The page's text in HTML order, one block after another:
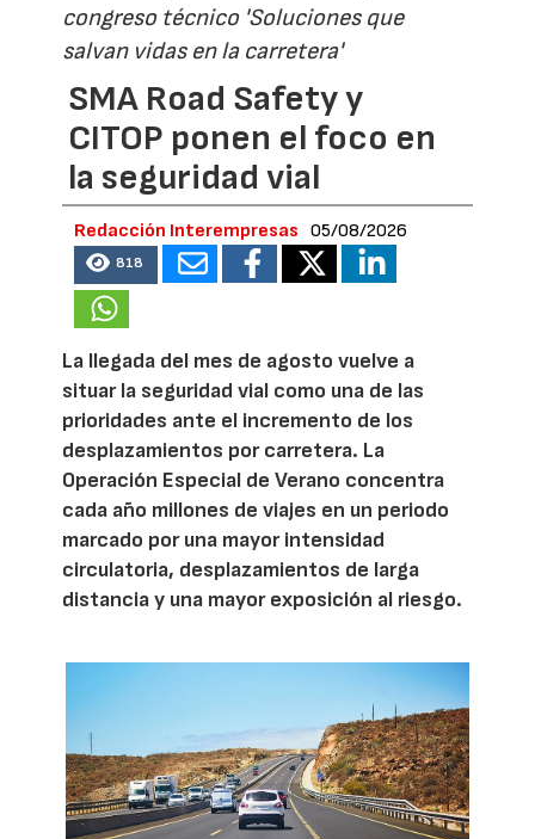
congreso técnico 'Soluciones que
salvan vidas en la carretera'
SMA Road Safety y
CITOP ponen el foco en
la seguridad vial
Redacción Interempresas 05/08/2026
818
La llegada del mes de agosto vuelve a
situar la seguridad vial como una de las
prioridades ante el incremento de los
desplazamientos por carretera. La
Operación Especial de Verano concentra
cada año millones de viajes en un periodo
marcado por una mayor intensidad
circulatoria, desplazamientos de larga
distancia y una mayor exposición al riesgo.